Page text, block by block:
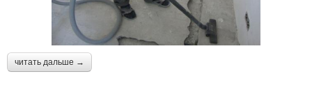
читать дальше →